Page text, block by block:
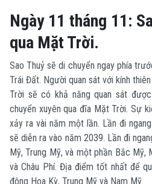
Ngày 11 tháng 11:
qua Mặt Trời.
Sao Thuỷ sẽ di chuyển ngay phía
Trái Đất. Người quan sát với kính
Trời sẽ có khả năng quan sát
chuyển xuyên qua đĩa Mặt Trời. Sự
xảy ra vài năm một lần. Lần đi
sẽ diễn ra vào năm 2039. Lần đi
Mỹ, Trung Mỹ, và một phần Bắc Mỹ,
và Châu Phí. Địa điểm tốt nhất để
đông Hoa Kỳ, Trung Mỹ và Nam Mỹ.